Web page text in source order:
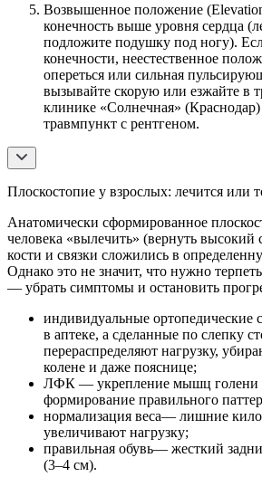
Возвышенное положение
конечность выше уровня сердца
подложите подушку под ногу).
конечности, неестественное
опереться или сильная
вызывайте скорую или езжайте в
клинике «Солнечная» (Краснодар)
травмпункт с рентгеном.
Плоскостопие у взрослых: лечится или
Анатомически сформированное
человека «вылечить» (вернуть
кости и связки сложились в
Однако это не значит, что нужно
— убрать симптомы и остановить
индивидуальные ортопедические
в аптеке, а сделанные по слепку
перераспределяют нагрузку,
колене и даже пояснице;
ЛФК — укрепление мышц голени
формирование правильного
нормализация веса— лишние
увеличивают нагрузку;
правильная обувь— жесткий
(3–4 см).